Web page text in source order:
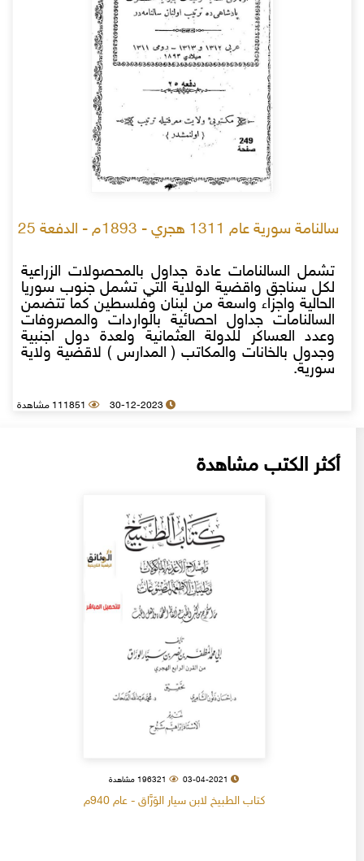
سالنامة سورية عام 1311 هجري - 1893م - الدفعة 25
تشمل السالنامات عادة جداول بالمحصولات الزراعية
لكل سناجق واقضية الولاية التي تشمل جنوب سوريا
الحالية واجزاء واسعة من لبنان وفلسطين كما تتضمن
السالنامات جداول احصائية بالواردات والمصروفات
وعدد العساكر للدولة العثمانية ولعدة دول اجنبية
وجدول بالخانات والمكاتب ( المدارس ) لاقضية ولاية
سورية.
30-12-2023 111851 مشاهدة
أكثر الكتب مشاهدة
03-04-2021 196321 مشاهدة
كتاب الطبيخ لابن سيار الوَرَّاق - عام 940م